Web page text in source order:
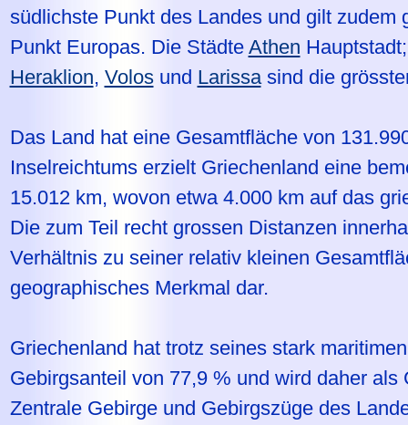
südlichste Punkt des Landes und gilt zudem
Punkt Europas. Die Städte Athen
Heraklion, Volosund Larissasind die
Das Land hat eine Gesamtfläche von
Inselreichtums erzielt Griechenland eine
15.012 km, wovon etwa 4.000 km auf das
Die zum Teil recht grossen Distanzen
Verhältnis zu seiner relativ kleinen
geographisches Merkmal dar.
Griechenland hat trotz seines stark
Gebirgsanteil von 77,9 % und wird daher als
Zentrale Gebirge und Gebirgszüge des